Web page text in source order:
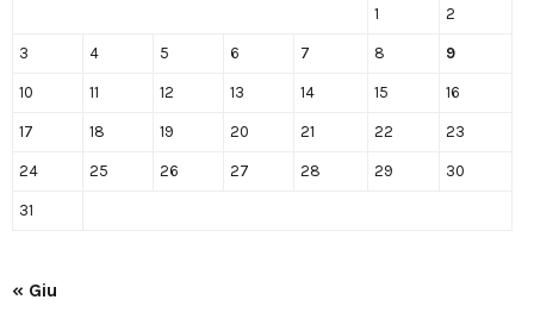
1 2
3 4 5 6 7 8 9
10 11 12 13 14 15 16
17 18 19 20 21 22 23
24 25 26 27 28 29 30
31
« Giu